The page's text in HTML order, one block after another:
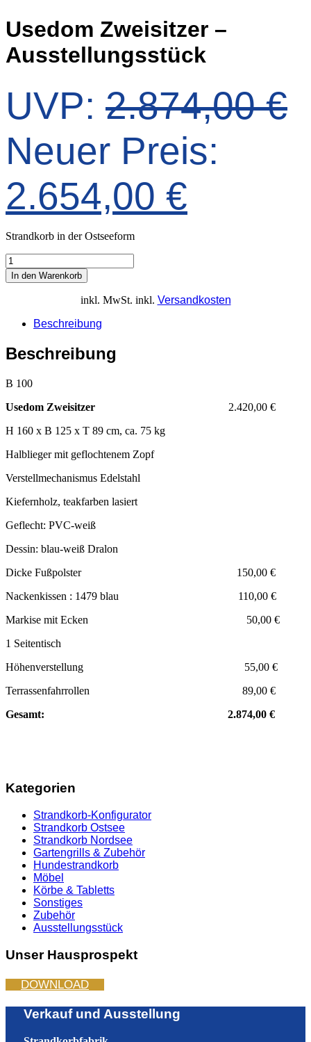
Usedom Zweisitzer –
Ausstellungsstück
UVP: 2.874,00 €
Neuer Preis:
2.654,00 €
ist:
Strandkorb in der Ostseeform
In den Warenkorb
inkl. MwSt. inkl. Versandkosten
Beschreibung
Beschreibung
B 100
Usedom Zweisitzer 2.420,00 €
H 160 x B 125 x T 89 cm, ca. 75 kg
Halblieger mit geflochtenem Zopf
Verstellmechanismus Edelstahl
Kiefernholz, teakfarben lasiert
Geflecht: PVC-weiß
Dessin: blau-weiß Dralon
Dicke Fußpolster 150,00 €
Nackenkissen : 1479 blau 110,00 €
Markise mit Ecken 50,00 €
1 Seitentisch
Höhenverstellung 55,00 €
Terrassenfahrrollen 89,00 €
Gesamt: 2.874,00 €
Kategorien
Strandkorb-Konfigurator
Strandkorb Ostsee
Strandkorb Nordsee
Gartengrills & Zubehör
Hundestrandkorb
Möbel
Körbe & Tabletts
Sonstiges
Zubehör
Ausstellungsstück
Unser Hausprospekt
DOWNLOAD
Verkauf und Ausstellung